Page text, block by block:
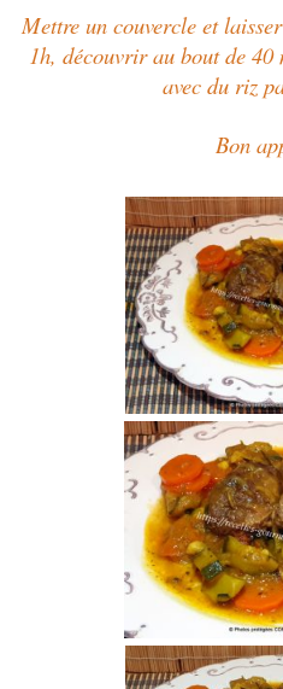
Mettre un couvercle et
1h, découvrir au bout de 40
avec du riz
Bon